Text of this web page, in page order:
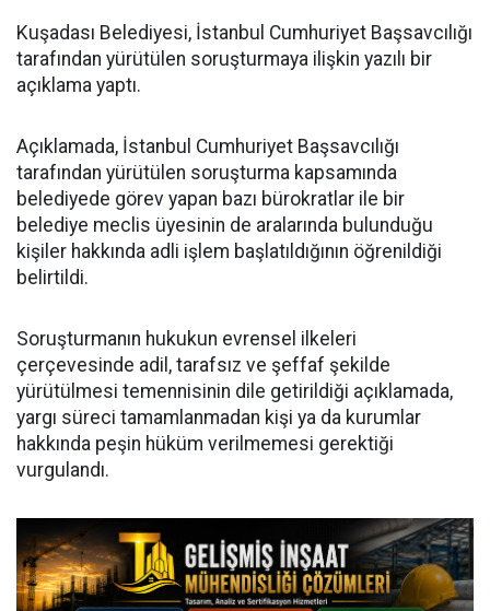
Kuşadası Belediyesi, İstanbul Cumhuriyet Başsavcılığı
tarafından yürütülen soruşturmaya ilişkin yazılı bir
açıklama yaptı.
Açıklamada, İstanbul Cumhuriyet Başsavcılığı
tarafından yürütülen soruşturma kapsamında
belediyede görev yapan bazı bürokratlar ile bir
belediye meclis üyesinin de aralarında bulunduğu
kişiler hakkında adli işlem başlatıldığının öğrenildiği
belirtildi.
Soruşturmanın hukukun evrensel ilkeleri
çerçevesinde adil, tarafsız ve şeffaf şekilde
yürütülmesi temennisinin dile getirildiği açıklamada,
yargı süreci tamamlanmadan kişi ya da kurumlar
hakkında peşin hüküm verilmemesi gerektiği
vurgulandı.